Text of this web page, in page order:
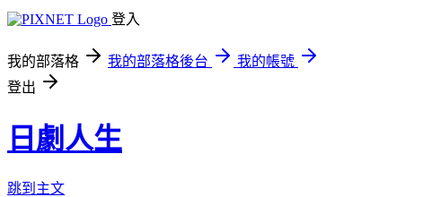
登入
我的部落格 我的部落格後台
我的帳號
登出
日劇人生
跳到主文